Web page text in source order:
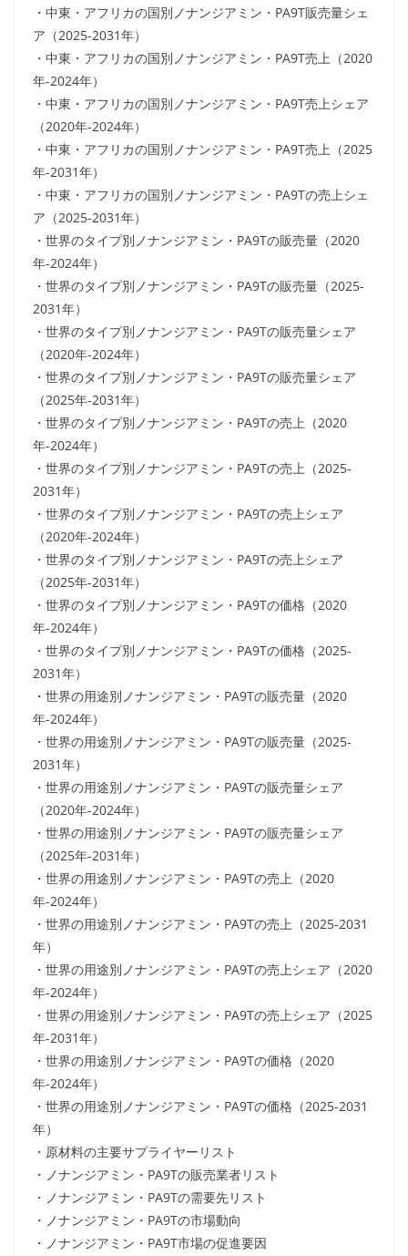
・中東・アフリカの国別ノナンジアミン・PA9T販売量シェ
ア（2025-2031年）
・中東・アフリカの国別ノナンジアミン・PA9T売上（2020
年-2024年）
・中東・アフリカの国別ノナンジアミン・PA9T売上シェア
（2020年-2024年）
・中東・アフリカの国別ノナンジアミン・PA9T売上（2025
年-2031年）
・中東・アフリカの国別ノナンジアミン・PA9Tの売上シェ
ア（2025-2031年）
・世界のタイプ別ノナンジアミン・PA9Tの販売量（2020
年-2024年）
・世界のタイプ別ノナンジアミン・PA9Tの販売量（2025-
2031年）
・世界のタイプ別ノナンジアミン・PA9Tの販売量シェア
（2020年-2024年）
・世界のタイプ別ノナンジアミン・PA9Tの販売量シェア
（2025年-2031年）
・世界のタイプ別ノナンジアミン・PA9Tの売上（2020
年-2024年）
・世界のタイプ別ノナンジアミン・PA9Tの売上（2025-
2031年）
・世界のタイプ別ノナンジアミン・PA9Tの売上シェア
（2020年-2024年）
・世界のタイプ別ノナンジアミン・PA9Tの売上シェア
（2025年-2031年）
・世界のタイプ別ノナンジアミン・PA9Tの価格（2020
年-2024年）
・世界のタイプ別ノナンジアミン・PA9Tの価格（2025-
2031年）
・世界の用途別ノナンジアミン・PA9Tの販売量（2020
年-2024年）
・世界の用途別ノナンジアミン・PA9Tの販売量（2025-
2031年）
・世界の用途別ノナンジアミン・PA9Tの販売量シェア
（2020年-2024年）
・世界の用途別ノナンジアミン・PA9Tの販売量シェア
（2025年-2031年）
・世界の用途別ノナンジアミン・PA9Tの売上（2020
年-2024年）
・世界の用途別ノナンジアミン・PA9Tの売上（2025-2031
年）
・世界の用途別ノナンジアミン・PA9Tの売上シェア（2020
年-2024年）
・世界の用途別ノナンジアミン・PA9Tの売上シェア（2025
年-2031年）
・世界の用途別ノナンジアミン・PA9Tの価格（2020
年-2024年）
・世界の用途別ノナンジアミン・PA9Tの価格（2025-2031
年）
・原材料の主要サプライヤーリスト
・ノナンジアミン・PA9Tの販売業者リスト
・ノナンジアミン・PA9Tの需要先リスト
・ノナンジアミン・PA9Tの市場動向
・ノナンジアミン・PA9T市場の促進要因